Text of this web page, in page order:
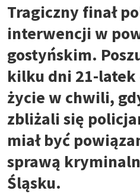
Tragiczny finał
interwencji w
gostyńskim.
kilku dni 21-latek
życie w chwili,
zbliżali się
miał być
sprawą
Śląsku.